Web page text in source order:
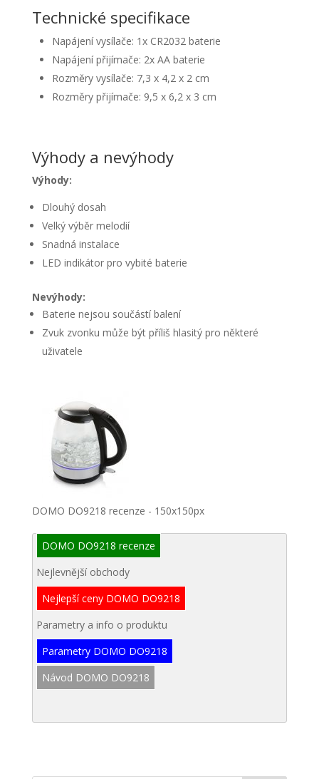
Technické specifikace
Napájení vysílače: 1x CR2032 baterie
Napájení přijímače: 2x AA baterie
Rozměry vysílače: 7,3 x 4,2 x 2 cm
Rozměry přijímače: 9,5 x 6,2 x 3 cm
Výhody a nevýhody
Výhody:
Dlouhý dosah
Velký výběr melodií
Snadná instalace
LED indikátor pro vybité baterie
Nevýhody:
Baterie nejsou součástí balení
Zvuk zvonku může být příliš hlasitý pro některé
uživatele
DOMO DO9218 recenze - 150x150px
DOMO DO9218 recenze
Nejlevnější obchody
Nejlepší ceny DOMO DO9218
Parametry a info o produktu
Parametry DOMO DO9218
Návod DOMO DO9218